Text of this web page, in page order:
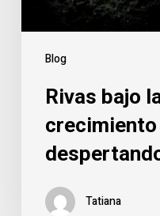
Blog
despertando
nuevas
Rivas bajo
Tatiana